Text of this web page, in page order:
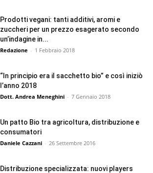
Prodotti vegani: tanti additivi, aromi e
zuccheri per un prezzo esagerato secondo
un’indagine in...
Redazione - 1 Febbraio 2018
“In principio era il sacchetto bio” e così iniziò
l’anno 2018
Dott. Andrea Meneghini - 7 Gennaio 2018
Un patto Bio tra agricoltura, distribuzione e
consumatori
Daniele Cazzani - 26 Settembre 2016
Distribuzione specializzata: nuovi players